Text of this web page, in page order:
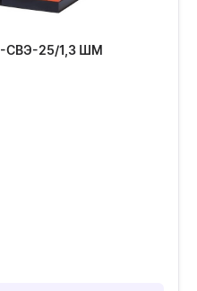
СВЭ-25/1,3 ШМ